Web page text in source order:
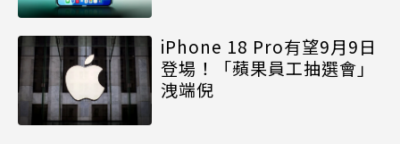
iPhone 18 Pro有望9月9日
登場！「蘋果員工抽選會」
洩端倪